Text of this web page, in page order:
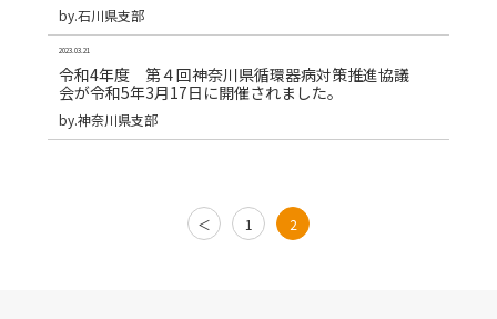
by.石川県支部
2023.03.21
令和4年度 第４回神奈川県循環器病対策推進協議
会が令和5年3月17日に開催されました。
by.神奈川県支部
＜ 1 2